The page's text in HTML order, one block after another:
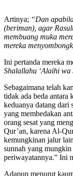
Artinya;“ Dan
(beriman), agar
membuang muka
Ini pertanda mereka
Sebagaimana telah
tidak ada beda antara
keduanya datang dari
yang membedakan
orang sesat yang
Qur’an, karena Al-
kemungkinan jalur
sunnah yang mungkin